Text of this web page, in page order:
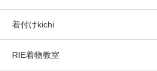
着付けkichi
RIE着物教室